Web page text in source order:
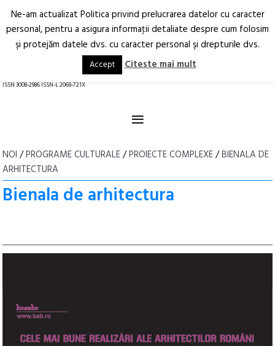
Arhitectură.
Oraș.
RO EN
ISSN 3008-2986 ISSN-L 2069-721X
≡
NOI /PROGRAME CULTURALE/PROIECTE COMPLEXE/BIENALA DE
ARHITECTURA
Bienala de arhitectura
Ne-am actualizat Politica privind prelucrarea datelor cu caracter
personal, pentru a asigura informaţii detaliate despre cum folosim
şi protejăm datele dvs. cu caracter personal şi drepturile dvs.
Accept Citeste mai mult